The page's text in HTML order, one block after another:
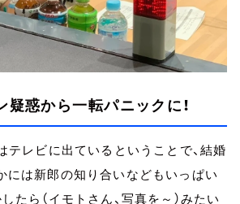
疑惑から一転パニックに！
テレビに出ているということで、結婚
には新郎の知り合いなどもいっぱい
たら（イモトさん、写真を～）みたい